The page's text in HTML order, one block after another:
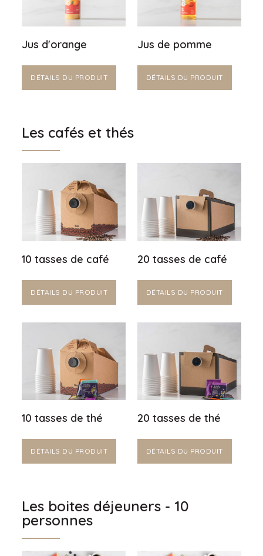
Jus d'orange
DÉTAILS DU PRODUIT
Jus de pomme
DÉTAILS DU PRODUIT
Les cafés et thés
10 tasses de café
DÉTAILS DU PRODUIT
20 tasses de café
DÉTAILS DU PRODUIT
10 tasses de thé
DÉTAILS DU PRODUIT
20 tasses de thé
DÉTAILS DU PRODUIT
Les boites déjeuners - 10
personnes